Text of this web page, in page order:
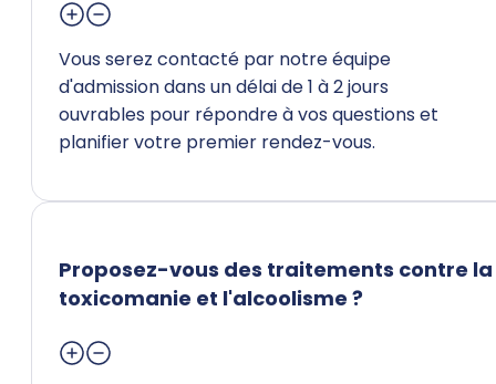
Vous serez contacté par notre équipe
d'admission dans un délai de 1 à 2 jours
ouvrables pour répondre à vos questions et
planifier votre premier rendez-vous.
Proposez-vous des traitements contre la
toxicomanie et l'alcoolisme ?